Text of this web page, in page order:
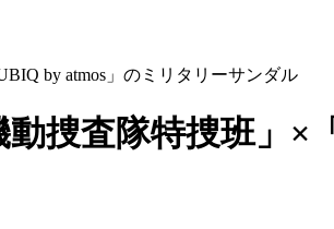
by atmos」のミリタリーサンダル
捜査隊特捜班」